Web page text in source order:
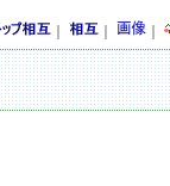
｜ ｜ ｜